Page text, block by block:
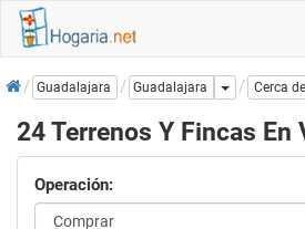
InicioGuadalajara Guadalajara Dropdown
Cerca
24 Terrenos Y Fincas En
Operación: